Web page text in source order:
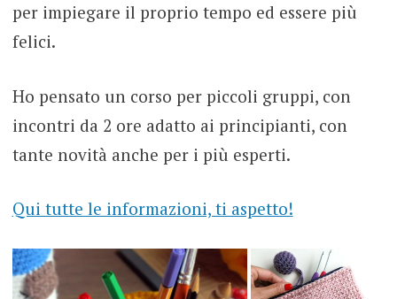
per impiegare il proprio tempo ed essere più
felici.
Ho pensato un corso per piccoli gruppi, con
incontri da 2 ore adatto ai principianti, con
tante novità anche per i più esperti.
Qui tutte le informazioni, ti aspetto!